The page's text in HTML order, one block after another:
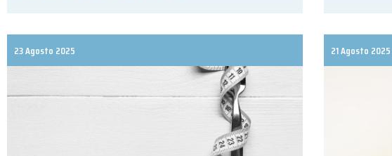
23 Agosto 2025 21 Agosto 2025